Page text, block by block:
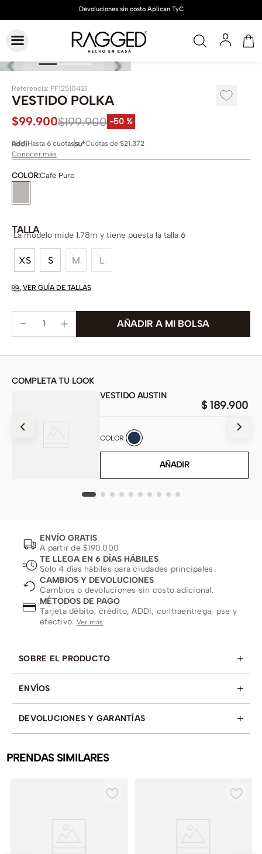
Referencia: PF12510421
VESTIDO POLKA
$99.900$199.900 -50 %
Hasta 6 cuotas Cuotas de $21.372
Conocer más
COLOR:Cafe Puro
TALLA
XS S M L
La modelo mide 1.78m y tiene puesta la talla 6
VER GUÍA DE TALLAS
COMPLETA TU LOOK
VESTIDO AUSTIN
$ 189.900
COLOR
AÑADIR
ENVÍO GRATIS
A partir de $190.000
TE LLEGA EN 6 DÍAS HÁBILES
Solo 4 días hábiles para ciudades principales
CAMBIOS Y DEVOLUCIONES
Cambios o devoluciones sin costo adicional.
MÉTODOS DE PAGO
Tarjeta débito, crédito, ADDI, contraentrega, pse y
efectivo. Ver más
SOBRE EL PRODUCTO +
ENVÍOS +
DEVOLUCIONES Y GARANTÍAS +
PRENDAS SIMILARES